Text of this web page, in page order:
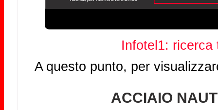
Infotel1: ricerca
A questo punto, per
ACCIAIO